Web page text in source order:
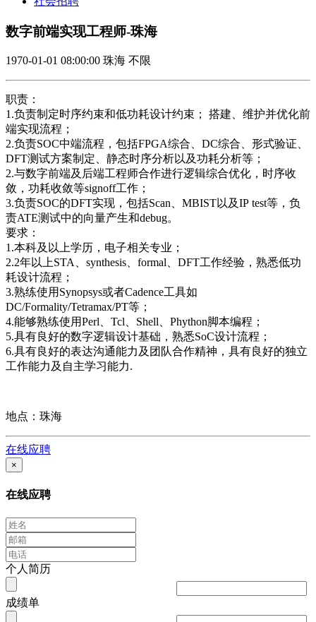
数字前端实现工程师-珠海
1970-01-01 08:00:00 珠海 不限
职责：
1.负责制定时序约束和低功耗设计约束； 搭建、维护并优化前
端实现流程；
2.负责SOC中端流程，包括FPGA综合、DC综合、形式验证、
DFT测试方案制定、静态时序分析以及功耗分析等；
2.与数字前端及后端工程师合作进行逻辑综合优化，时序收
敛，功耗收敛等signoff工作；
3.负责SOC的DFT实现，包括Scan、MBIST以及IP test等，负
责ATE测试中的向量产生和debug。
要求：
1.本科及以上学历，电子相关专业；
2.2年以上STA、synthesis、formal、DFT工作经验，熟悉低功
耗设计流程；
3.熟练使用Synopsys或者Cadence工具如
DC/Formality/Tetramax/PT等；
4.能够熟练使用Perl、Tcl、Shell、Phython脚本编程；
5.具有良好的数字逻辑设计基础，熟悉SoC设计流程；
6.具有良好的表达沟通能力及团队合作精神，具有良好的独立
工作能力及自主学习能力.
地点：珠海
在线应聘
×
在线应聘
个人简历
成绩单